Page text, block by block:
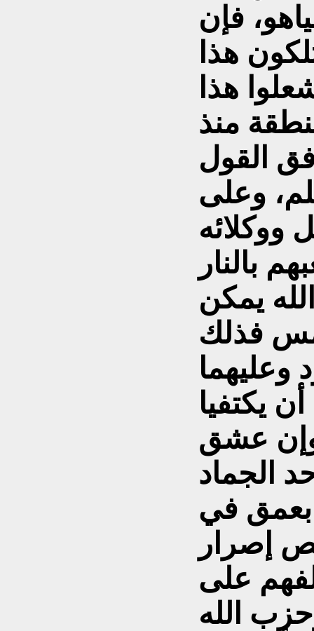
فإن
هذا
هذا
منذ
ووفق القول
وعلى
ووکلائه
يمکن
فذلك
يکتفيا
وإن عشق
الجماد
في
إصرار
على
الله